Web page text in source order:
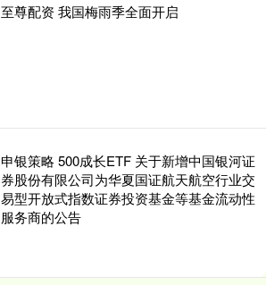
至尊配资 我国梅雨季全面开启
申银策略 500成长ETF 关于新增中国银河证
券股份有限公司为华夏国证航天航空行业交
易型开放式指数证券投资基金等基金流动性
服务商的公告